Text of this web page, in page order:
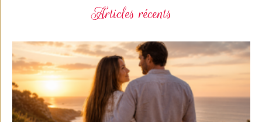
Articles récents